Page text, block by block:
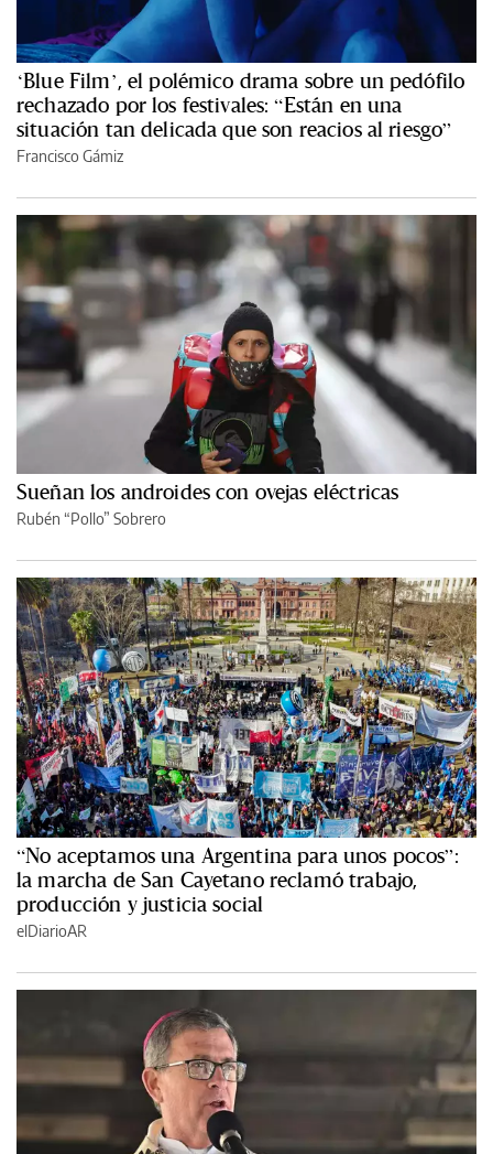
‘Blue Film’, el polémico drama sobre un pedófilo
rechazado por los festivales: “Están en una
situación tan delicada que son reacios al riesgo”
Francisco Gámiz
Sueñan los androides con ovejas eléctricas
Rubén “Pollo” Sobrero
“No aceptamos una Argentina para unos pocos”:
la marcha de San Cayetano reclamó trabajo,
producción y justicia social
elDiarioAR